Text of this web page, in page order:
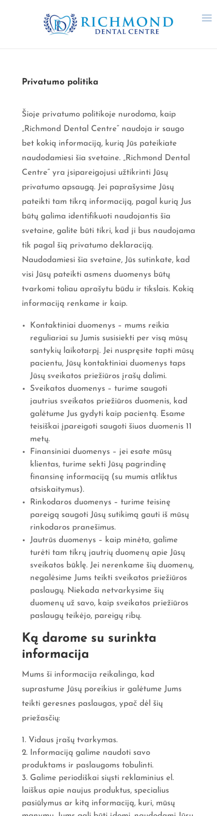
Privatumo politika
Šioje privatumo politikoje nurodoma, kaip
„Richmond Dental Centre“ naudoja ir saugo
bet kokią informaciją, kurią Jūs pateikiate
naudodamiesi šia svetaine. „Richmond Dental
Centre“ yra įsipareigojusi užtikrinti Jūsų
privatumo apsaugą. Jei paprašysime Jūsų
pateikti tam tikrą informaciją, pagal kurią Jus
būtų galima identifikuoti naudojantis šia
svetaine, galite būti tikri, kad ji bus naudojama
tik pagal šią privatumo deklaraciją.
Naudodamiesi šia svetaine, Jūs sutinkate, kad
visi Jūsų pateikti asmens duomenys būtų
tvarkomi toliau aprašytu būdu ir tikslais. Kokią
informaciją renkame ir kaip.
Kontaktiniai duomenys – mums reikia
reguliariai su Jumis susisiekti per visą mūsų
santykių laikotarpį. Jei nuspręsite tapti mūsų
pacientu, Jūsų kontaktiniai duomenys taps
Jūsų sveikatos priežiūros įrašų dalimi.
Sveikatos duomenys – turime saugoti
jautrius sveikatos priežiūros duomenis, kad
galėtume Jus gydyti kaip pacientą. Esame
teisiškai įpareigoti saugoti šiuos duomenis 11
metų.
Finansiniai duomenys – jei esate mūsų
klientas, turime sekti Jūsų pagrindinę
finansinę informaciją (su mumis atliktus
atsiskaitymus).
Rinkodaros duomenys – turime teisinę
pareigą saugoti Jūsų sutikimą gauti iš mūsų
rinkodaros pranešimus.
Jautrūs duomenys – kaip minėta, galime
turėti tam tikrų jautrių duomenų apie Jūsų
sveikatos būklę. Jei nerenkame šių duomenų,
negalėsime Jums teikti sveikatos priežiūros
paslaugų. Niekada netvarkysime šių
duomenų už savo, kaip sveikatos priežiūros
paslaugų teikėjo, pareigų ribų.
Ką darome su surinkta
informacija
Mums ši informacija reikalinga, kad
suprastume Jūsų poreikius ir galėtume Jums
teikti geresnes paslaugas, ypač dėl šių
priežasčių:
Vidaus įrašų tvarkymas.
Informaciją galime naudoti savo
produktams ir paslaugoms tobulinti.
Galime periodiškai siųsti reklaminius el.
laiškus apie naujus produktus, specialius
pasiūlymus ar kitą informaciją, kuri, mūsų